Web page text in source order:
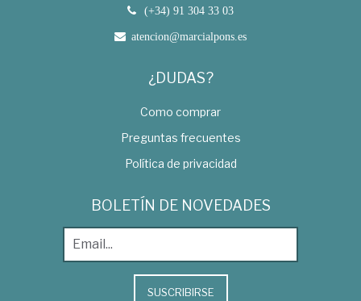
(+34) 91 304 33 03
atencion@marcialpons.es
¿DUDAS?
Como comprar
Preguntas frecuentes
Política de privacidad
BOLETÍN DE NOVEDADES
SUSCRIBIRSE